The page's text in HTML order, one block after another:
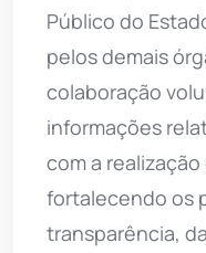
Público do
pelos demais
colaboração
informações
com a
fortalecendo os
transparência,